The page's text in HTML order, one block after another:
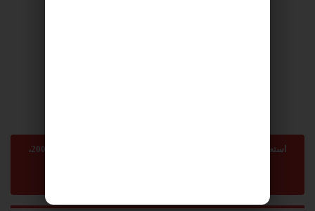
استعمال المضامين بموجب بند 27 أ لقانون الحقوق الأدبية لسنة 2007،